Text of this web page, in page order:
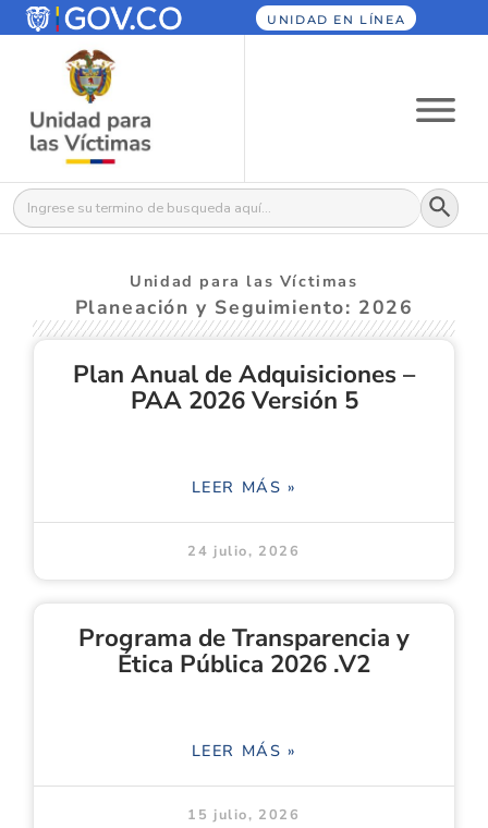
UNIDAD EN LÍNEA
Buscar: Botón
Unidad para las Víctimas
Planeación y Seguimiento: 2026
Plan Anual de Adquisiciones –
PAA 2026 Versión 5
LEER MÁS »
24 julio, 2026
Programa de Transparencia y
Ética Pública 2026 .V2
LEER MÁS »
15 julio, 2026